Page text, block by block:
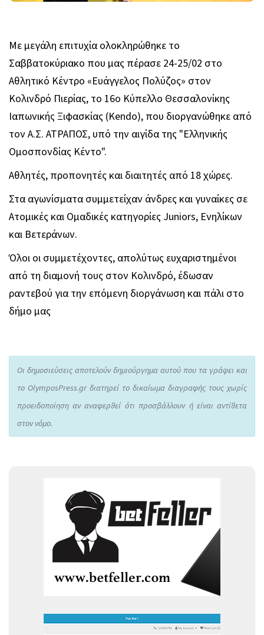
Με μεγάλη επιτυχία ολοκληρώθηκε το
Σαββατοκύριακο που μας πέρασε 24-25/02 στο
Αθλητικό Κέντρο «Ευάγγελος Πολύζος» στον
Κολινδρό Πιερίας, το 16ο Κύπελλο Θεσσαλονίκης
Ιαπωνικής Ξιφασκίας (Kendo), που διοργανώθηκε από
τον Α.Σ. ΑΤΡΑΠΟΣ, υπό την αιγίδα της "Ελληνικής
Ομοσπονδίας Κέντο".
Αθλητές, προπονητές και διαιτητές από 18 χώρες.
Στα αγωνίσματα συμμετείχαν άνδρες και γυναίκες σε
Ατομικές και Ομαδικές κατηγορίες Juniors, Ενηλίκων
και Βετεράνων.
Όλοι οι συμμετέχοντες, απολύτως ευχαριστημένοι
από τη διαμονή τους στον Κολινδρό, έδωσαν
ραντεβού για την επόμενη διοργάνωση και πάλι στο
δήμο μας
Οι δημοσιεύσεις αποτελούν δημιούργημα αυτού που τα γράφει και
το OlymposPress.gr διατηρεί το δικαίωμα διαγραφής τους χωρίς
προειδοποίηση αν αναφερθεί ότι προσβάλλουν ή είναι αντίθετα
στον νόμο.